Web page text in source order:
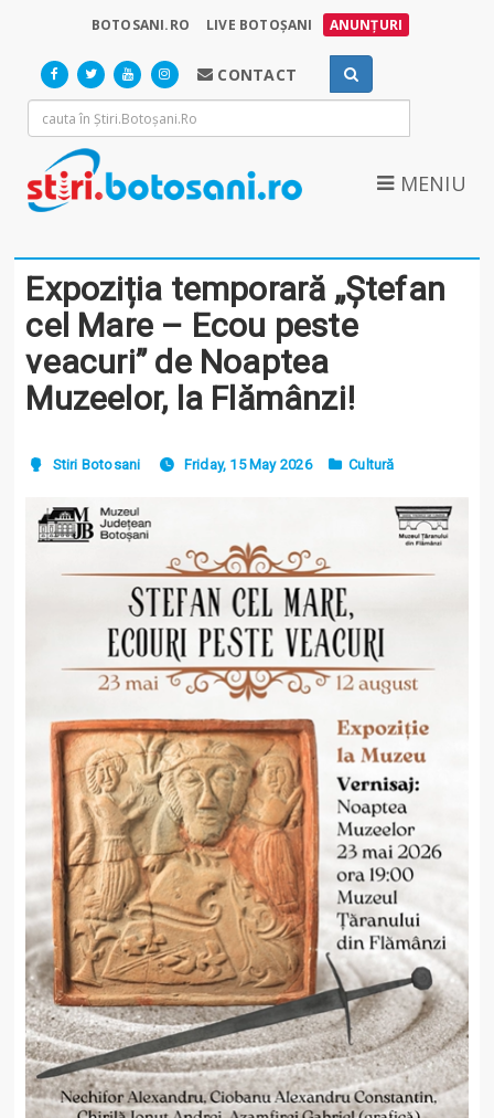
BOTOSANI.RO LIVE BOTOȘANI ANUNȚURI
CONTACT
MENIU
Expoziția temporară „Ștefan
cel Mare – Ecou peste
veacuri” de Noaptea
Muzeelor, la Flămânzi!
Stiri Botosani Friday, 15 May 2026 Cultură